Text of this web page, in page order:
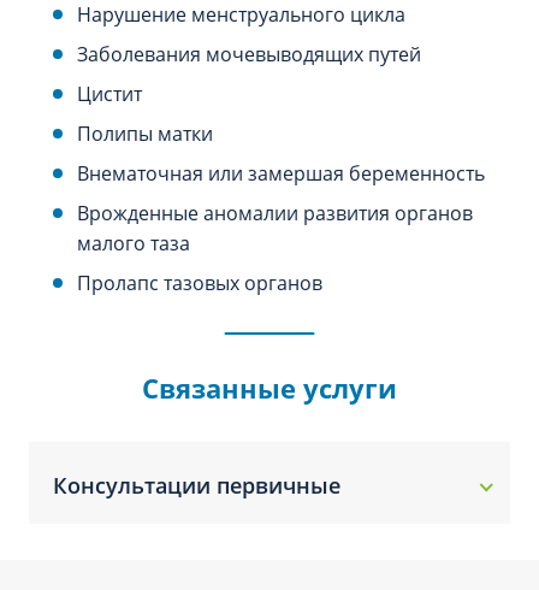
Нарушение менструального цикла
Заболевания мочевыводящих путей
Цистит
Полипы матки
Внематочная или замершая беременность
Врожденные аномалии развития органов
малого таза
Пролапс тазовых органов
Связанные услуги
Консультации первичные